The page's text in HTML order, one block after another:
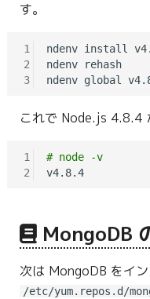
す。
1
2
3
ndenv install
ndenv rehash
これで Node.js 4.8.4
1
2
# node -v
v4.8.4
MongoDB
次は MongoDB をイ
/etc/yum.repos.d/